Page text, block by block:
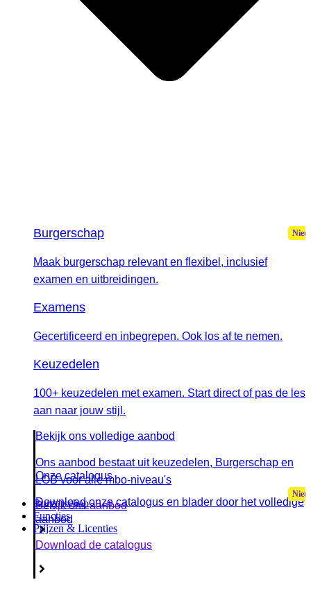
Burgerschap
Maak burgerschap relevant en flexibel, inclusief
examen en uitbreidingen.
Examens
Gecertificeerd en inbegrepen. Ook los af te nemen.
Keuzedelen
100+ keuzedelen met examen. Start direct of pas de les
aan naar jouw stijl.
Bekijk ons volledige aanbod
Ons aanbod bestaat uit keuzedelen, Burgerschap en
LOB voor alle mbo-niveau's
Bekijk ons aanbod
Onze catalogus
Download onze catalogus en blader door het volledige
aanbod
Download de catalogus
Burgerschap
Functies
Prijzen & Licenties